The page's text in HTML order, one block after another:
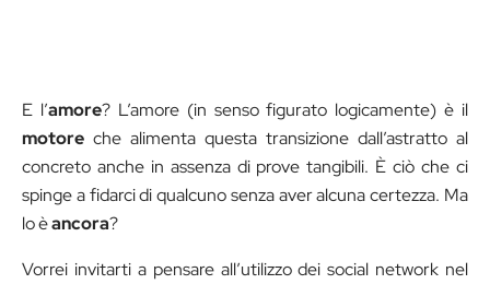
E l’amore? L’amore (in senso figurato logicamente) è il
motore che alimenta questa transizione dall’astratto al
concreto anche in assenza di prove tangibili. È ciò che ci
spinge a fidarci di qualcuno senza aver alcuna certezza. Ma
lo èancora?
Vorrei invitarti a pensare all’utilizzo dei social network nel